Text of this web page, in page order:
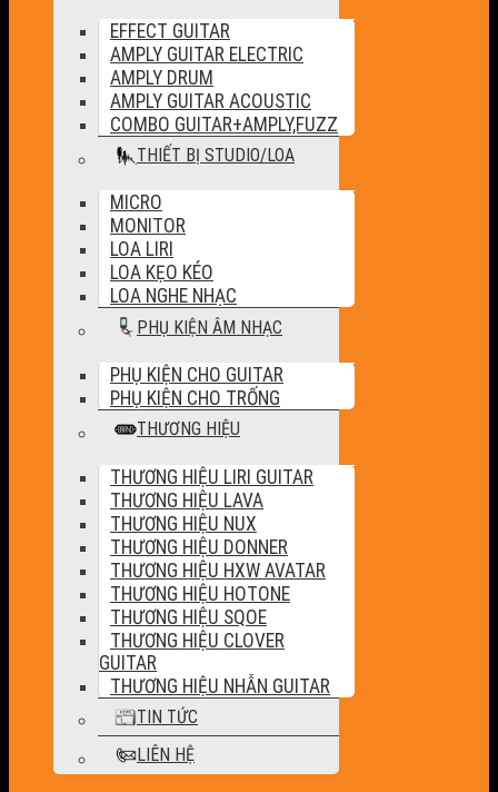
EFFECT GUITAR
AMPLY GUITAR ELECTRIC
AMPLY DRUM
AMPLY GUITAR ACOUSTIC
COMBO GUITAR+AMPLY,FUZZ
THIẾT BỊ STUDIO/LOA
MICRO
MONITOR
LOA LIRI
LOA KẸO KÉO
LOA NGHE NHẠC
PHỤ KIỆN ÂM NHẠC
PHỤ KIỆN CHO GUITAR
PHỤ KIỆN CHO TRỐNG
THƯƠNG HIỆU
THƯƠNG HIỆU LIRI GUITAR
THƯƠNG HIỆU LAVA
THƯƠNG HIỆU NUX
THƯƠNG HIỆU DONNER
THƯƠNG HIỆU HXW AVATAR
THƯƠNG HIỆU HOTONE
THƯƠNG HIỆU SQOE
THƯƠNG HIỆU CLOVER
GUITAR
THƯƠNG HIỆU NHẪN GUITAR
TIN TỨC
LIÊN HỆ